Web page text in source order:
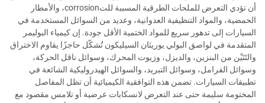
أن تؤدي التعرض للملحات الطرقية المسببة للتcorrosion، والأمطار
الحمضية، والمواد التنظيفية العدوانية، وعديد من السوائل المستخدمة في
السيارات إلى تدهور سريع للمواد الختمية الأقل جودة. إن كيمياء البوليمر
المتقدمة في لواصق البولي يوريثان السيليكون تُشكّل حاجزًا يقاوم الاختراق
والتَتَيْن من البنزين، والديزل، وزيوت المحرك، وسوائل ناقل الحركة،
وسوائل الفرامل، وسوائل التبريد، والسوائل الهيدروليكية الشائعة في
تطبيقات السيارات. تضمن هذه التوافقية الكيميائية أن تظل المفاصل
المختومة سليمة حتى عند التعرض لانسكابات عرضية أو تلامس مقصود مع